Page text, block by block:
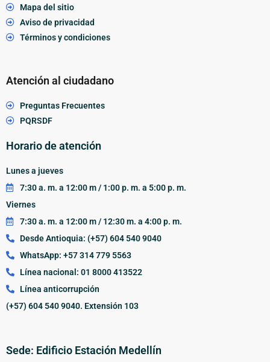
Mapa del sitio
Aviso de privacidad
Términos y condiciones
Atención al ciudadano
Preguntas Frecuentes
PQRSDF
Horario de atención
Lunes a jueves
7:30 a. m. a 12:00 m / 1:00 p. m. a 5:00 p. m.
Viernes
7:30 a. m. a 12:00 m / 12:30 m. a 4:00 p. m.
Desde Antioquia: (+57) 604 540 9040
WhatsApp: +57 314 779 5563
Línea nacional: 01 8000 413522
Línea anticorrupción
(+57) 604 540 9040. Extensión 103
Sede: Edificio Estación Medellín